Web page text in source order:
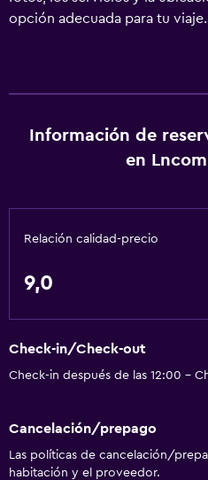
opción adecuada para tu viaje.
Información de
en
Relación calidad-precio
9,0
Check-in/Check-out
Check-in después de las 12:00 -
Cancelación/prepago
Las políticas de cancelación/
habitación y el proveedor.